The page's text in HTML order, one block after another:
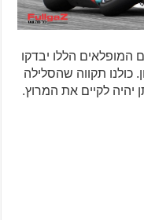
המופלאים הללו יבדקו
תקווה שהסלילה
לקיים את המרוץ.